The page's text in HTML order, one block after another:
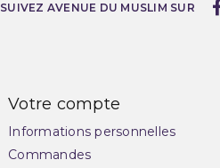
SUIVEZ AVENUE DU MUSLIM SUR
Votre compte
Informations personnelles
Commandes